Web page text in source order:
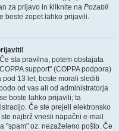
za prijavo in kliknite na Pozabil
boste zopet lahko prijavili.
sta pravilna, potem obstajata
support" (COPPA podpora)
13 let, boste morali slediti
od vas ali od administratorja
boste lahko prijavili; ta
Če ste prejeli elektronsko
najbrž vnesli napačni e-mail
"spam" oz. nezaželeno pošto. Če